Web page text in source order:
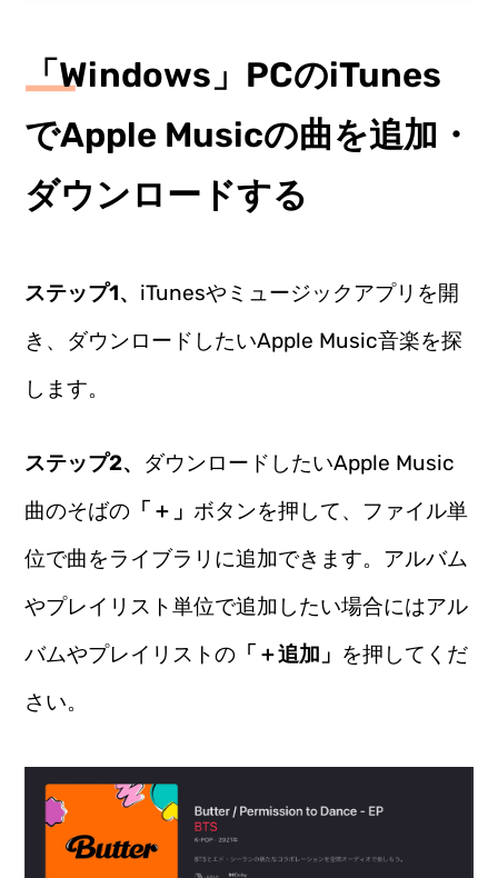
「Windows」PCのiTunes
でApple Musicの曲を追加・
ダウンロードする
ステップ1、 iTunesやミュージックアプリを開
き、ダウンロードしたいApple Music音楽を探
します。
ステップ2、 ダウンロードしたいApple Music
曲のそばの 「＋」ボタンを押して、ファイル単
位で曲をライブラリに追加できます。アルバム
やプレイリスト単位で追加したい場合にはアル
バムやプレイリストの 「＋追加」 を押してくだ
さい。